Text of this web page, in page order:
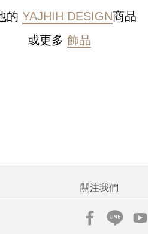
物流程說
的 YAJHIH DESIGN商品
或更多 飾品
關注我們